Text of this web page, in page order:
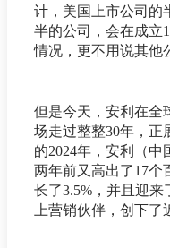
计，美国上市公司的
半的公司，会在成立
情况，更不用说其他
但是今天，安利在全
场走过整整30年，正
的2024年，安利（
两年前又高出了17个
长了3.5%，并且迎来
上营销伙伴，创下了